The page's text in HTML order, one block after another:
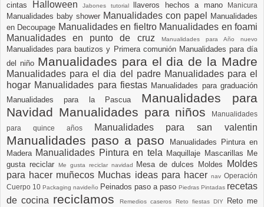
cintas
Halloween Jabones tutorial llaveros hechos a mano Manicura
Manualidades baby shower Manualidades con papel
Manualidades
en Decoupage Manualidades en fieltro Manualidades en foami
Manualidades en punto de cruz
Manualidades para Año nuevo
Manualidades para bautizos y Primera comunión Manualidades para día
del niño Manualidades para el dia de la Madre
Manualidades para el dia del padre Manualidades para el
hogar Manualidades para fiestas Manualidades para graduación
Manualidades para la Pascua Manualidades para
Navidad Manualidades para niños
Manualidades
para quince años
Manualidades para san valentin
Manualidades paso a paso
Manualidades Pintura en
Madera Manualidades Pintura en tela Maquillaje Mascarillas Me
gusta reciclar
Me gusta reciclar navidad Mesa de dulces Moldes
Moldes
para hacer muñecos Muchas ideas para hacer nav Operación
Cuerpo 10 Packaging navideño Peinados paso a paso Piedras Pintadas recetas
de cocina reciclamosRemedios caseros Reto fiestas DIY
Reto me